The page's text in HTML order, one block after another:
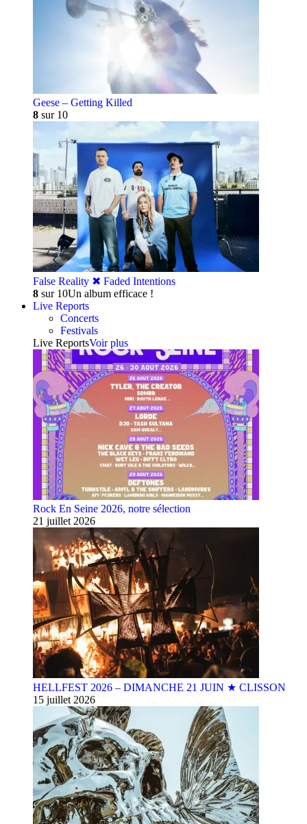
Geese – Getting Killed
8 sur 10
False Reality ✖︎ Faded Intentions
8 sur 10Un album efficace !
Live Reports
Concerts
Festivals
Live ReportsVoir plus
Rock En Seine 2026, notre sélection
21 juillet 2026
HELLFEST 2026 – DIMANCHE 21 JUIN ★ CLISSON
15 juillet 2026